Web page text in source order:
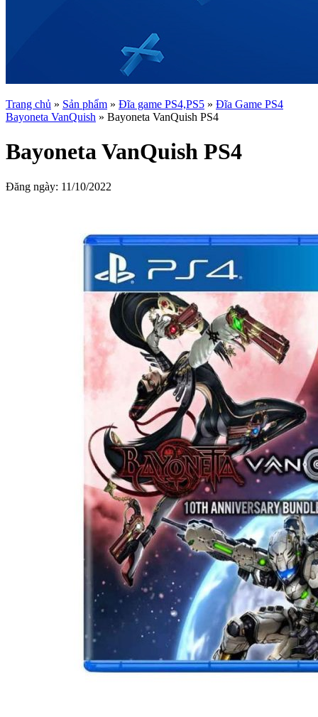
Trang chủ » Sản phẩm » Đĩa game PS4,PS5 » Đĩa Game PS4
Bayoneta VanQuish » Bayoneta VanQuish PS4
Bayoneta VanQuish PS4
Đăng ngày: 11/10/2022